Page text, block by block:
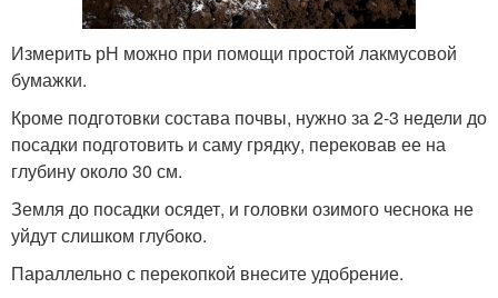
Измерить рН можно при помощи простой лакмусовой
бумажки.
Кроме подготовки состава почвы, нужно за 2-3 недели до
посадки подготовить и саму грядку, перековав ее на
глубину около 30 см.
Земля до посадки осядет, и головки озимого чеснока не
уйдут слишком глубоко.
Параллельно с перекопкой внесите удобрение.